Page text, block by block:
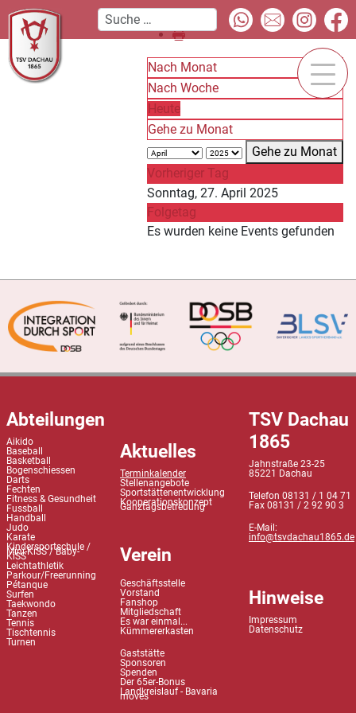
Nach Monat
Nach Woche
Heute
Gehe zu Monat
Gehe zu Monat
Vorheriger Tag
Sonntag, 27. April 2025
Folgetag
Es wurden keine Events gefunden
Abteilungen
Aikido
Baseball
Basketball
Bogenschiessen
Darts
Fechten
Fitness & Gesundheit
Fussball
Handball
Judo
Karate
Kindersportschule /
Mini-KiSS / Baby-
KiSS
Leichtathletik
Parkour/Freerunning
Pétanque
Surfen
Taekwondo
Tanzen
Tennis
Tischtennis
Turnen
Aktuelles
Terminkalender
Stellenangebote
Sportstättenentwicklung
Kooperationskonzept
Ganztagsbetreuung
Verein
Geschäftsstelle
Vorstand
Fanshop
Mitgliedschaft
Es war einmal...
Kümmererkasten
Gaststätte
Sponsoren
Spenden
Der 65er-Bonus
Landkreislauf - Bavaria
moves
TSV Dachau
1865
Jahnstraße 23-25
85221 Dachau
Telefon 08131 / 1 04 71
Fax 08131 / 2 92 90 3
E-Mail:
info@tsvdachau1865.de
Hinweise
Impressum
Datenschutz